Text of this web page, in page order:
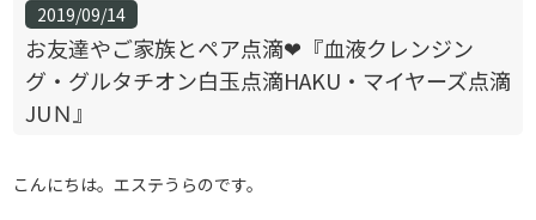
2019/09/14
お友達やご家族とペア点滴❤『血液クレンジン
グ・グルタチオン白玉点滴HAKU・マイヤーズ点滴
JUＮ』
こんにちは。エステうらのです。